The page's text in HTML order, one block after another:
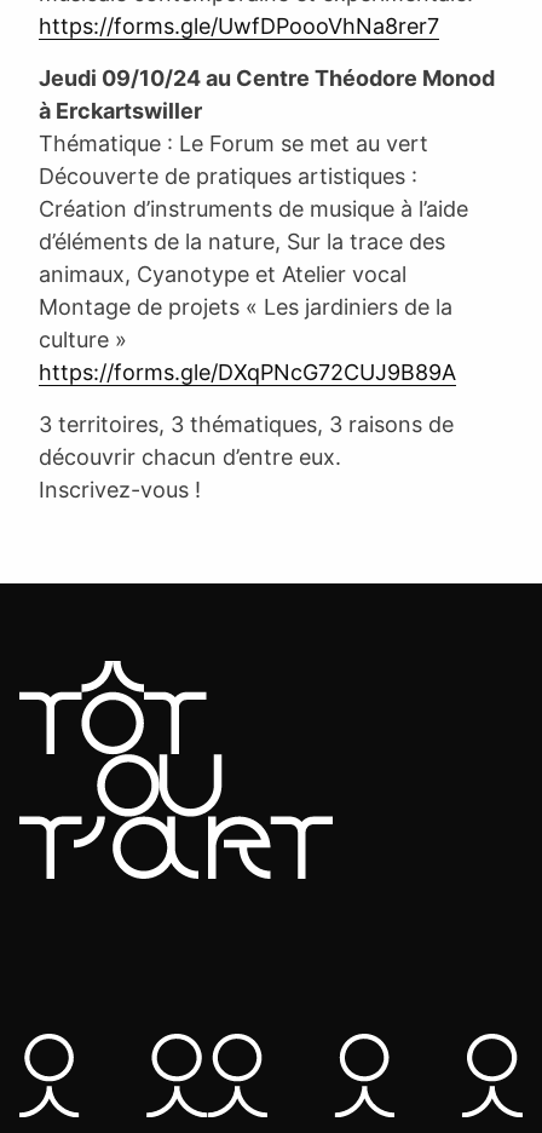
https://forms.gle/UwfDPoooVhNa8rer7
Jeudi 09/10/24 au Centre Théodore Monod
à Erckartswiller
Thématique : Le Forum se met au vert
Découverte de pratiques artistiques :
Création d’instruments de musique à l’aide
d’éléments de la nature, Sur la trace des
animaux, Cyanotype et Atelier vocal
Montage de projets « Les jardiniers de la
culture »
https://forms.gle/DXqPNcG72CUJ9B89A
3 territoires, 3 thématiques, 3 raisons de
découvrir chacun d’entre eux.
Inscrivez-vous !